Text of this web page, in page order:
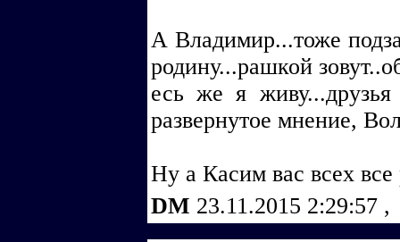
А Владимир...тоже
родину...рашкой
есь же я
развернутое мнение,
Ну а Касим вас всех
DM 23.11.2015 2:29:57 ,